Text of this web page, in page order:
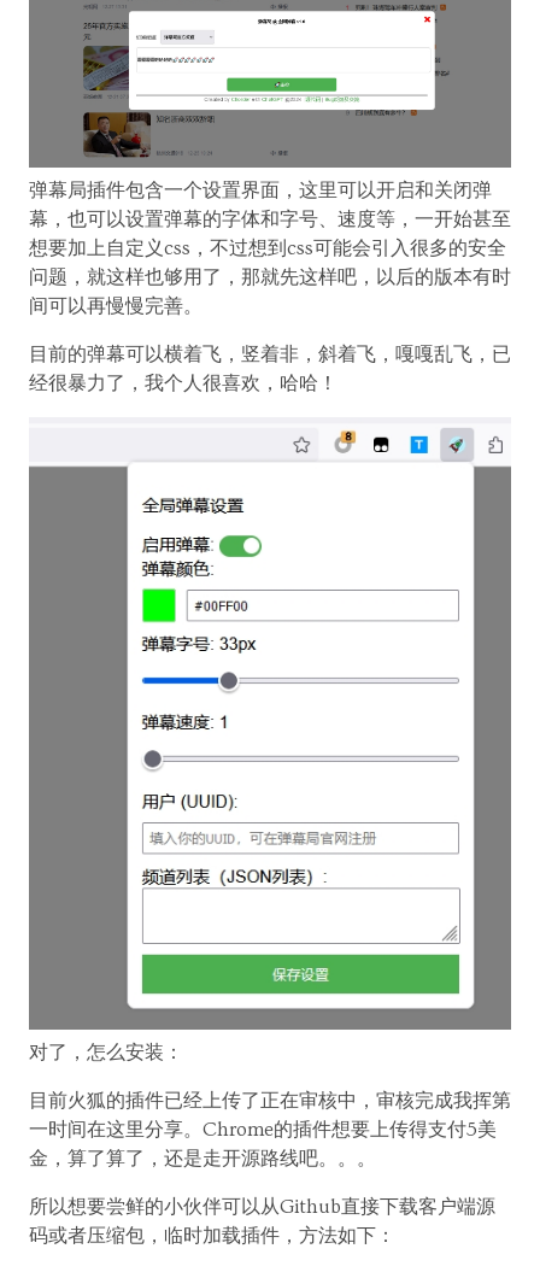
弹幕局插件包含一个设置界面，这里可以开启和关闭弹
幕，也可以设置弹幕的字体和字号、速度等，一开始甚至
想要加上自定义css，不过想到css可能会引入很多的安全
问题，就这样也够用了，那就先这样吧，以后的版本有时
间可以再慢慢完善。
目前的弹幕可以横着飞，竖着非，斜着飞，嘎嘎乱飞，已
经很暴力了，我个人很喜欢，哈哈！
对了，怎么安装：
目前火狐的插件已经上传了正在审核中，审核完成我挥第
一时间在这里分享。Chrome的插件想要上传得支付5美
金，算了算了，还是走开源路线吧。。。
所以想要尝鲜的小伙伴可以从Github直接下载客户端源
码或者压缩包，临时加载插件，方法如下：